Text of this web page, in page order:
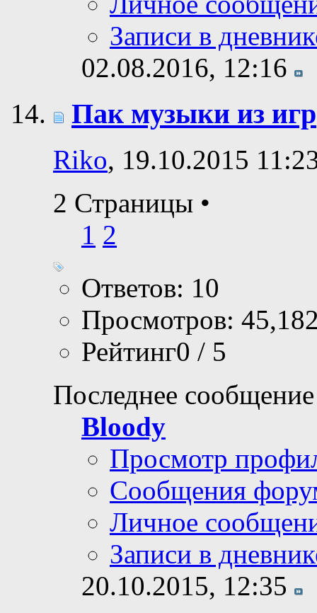
Записи в
02.08.2016, 12:16
Пак музыки из игр
Riko, 19.10.2015
2 Страницы •
1 2
Ответов: 10
Просмотров:
Рейтинг0 / 5
Последнее
Bloody
Просмотр
Сообщения
Личное
Записи в
20.10.2015, 12:35